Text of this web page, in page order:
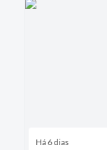
Há 6 dias